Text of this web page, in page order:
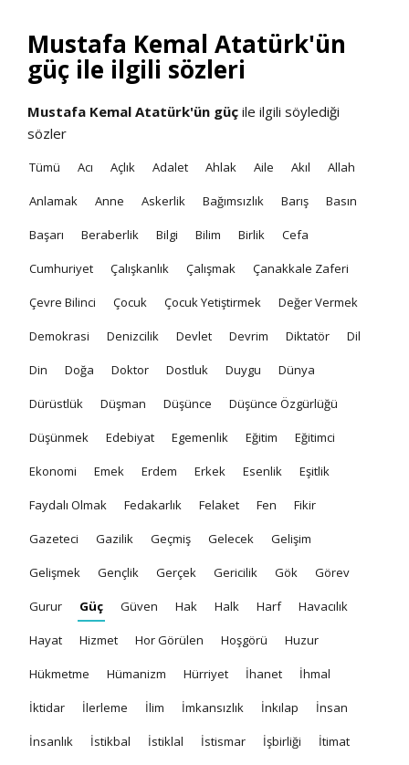
Mustafa Kemal Atatürk'ün
güç ile ilgili sözleri
Mustafa Kemal Atatürk'ün güç ile ilgili söylediği
sözler
Tümü Acı Açlık Adalet Ahlak Aile Akıl Allah
Anlamak Anne Askerlik Bağımsızlık Barış Basın
Başarı Beraberlik Bilgi Bilim Birlik Cefa
Cumhuriyet Çalışkanlık Çalışmak Çanakkale Zaferi
Çevre Bilinci Çocuk Çocuk Yetiştirmek Değer Vermek
Demokrasi Denizcilik Devlet Devrim Diktatör Dil
Din Doğa Doktor Dostluk Duygu Dünya
Dürüstlük Düşman Düşünce Düşünce Özgürlüğü
Düşünmek Edebiyat Egemenlik Eğitim Eğitimci
Ekonomi Emek Erdem Erkek Esenlik Eşitlik
Faydalı Olmak Fedakarlık Felaket Fen Fikir
Gazeteci Gazilik Geçmiş Gelecek Gelişim
Gelişmek Gençlik Gerçek Gericilik Gök Görev
Gurur Güç Güven Hak Halk Harf Havacılık
Hayat Hizmet Hor Görülen Hoşgörü Huzur
Hükmetme Hümanizm Hürriyet İhanet İhmal
İktidar İlerleme İlim İmkansızlık İnkılap İnsan
İnsanlık İstikbal İstiklal İstismar İşbirliği İtimat